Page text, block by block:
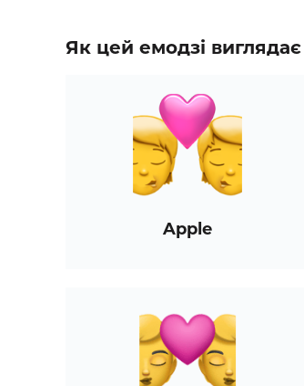
Як цей емодзі
Apple